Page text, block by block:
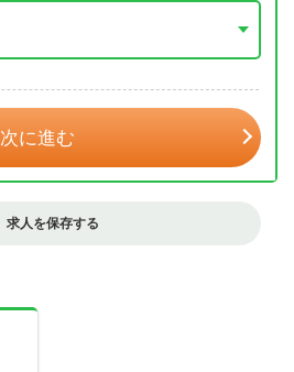
次に進む
求人を保存する